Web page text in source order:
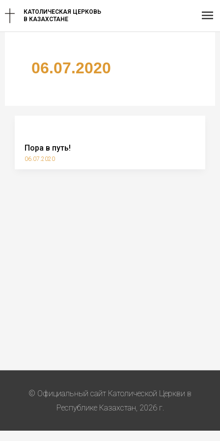
Перейти
содержимому
КАТОЛИЧЕСКАЯ ЦЕРКОВЬ
В КАЗАХСТАНЕ
06.07.2020
Пора в путь!
06.07.2020
© Официальный сайт Католической Церкви в
Республике Казахстан, 2026 г.